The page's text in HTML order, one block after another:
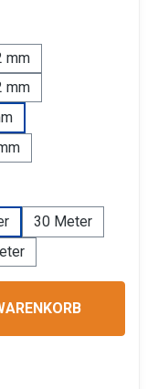
mm
mm
30 Meter